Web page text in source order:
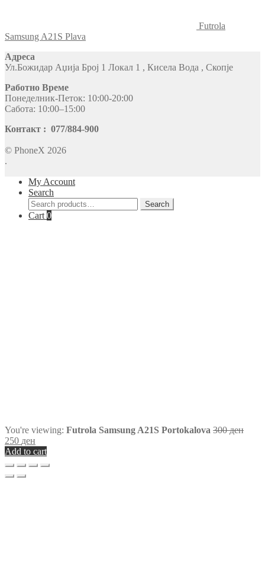
Futrola
Samsung A21S Plava
Адреса
Ул.Божидар Аџија Број 1 Локал 1 , Кисела Вода , Скопје
Работно Време
Понеделник-Петок: 10:00-20:00
Сабота: 10:00–15:00
Контакт : 077/884-900
© PhoneX 2026
.
My Account
Search
Search
for:
Search
Cart 0
You're viewing: Futrola Samsung A21S Portokalova 300ден
250 ден
Add to cart